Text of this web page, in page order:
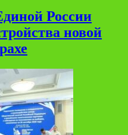
России
новой